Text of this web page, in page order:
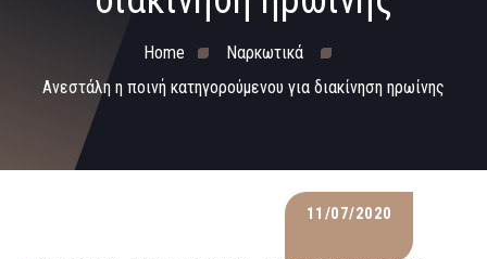
Home
Ναρκωτικά
Aνεστάλη η ποινή κατηγορούμενου για διακίνηση ηρωίνης
11/07/2020